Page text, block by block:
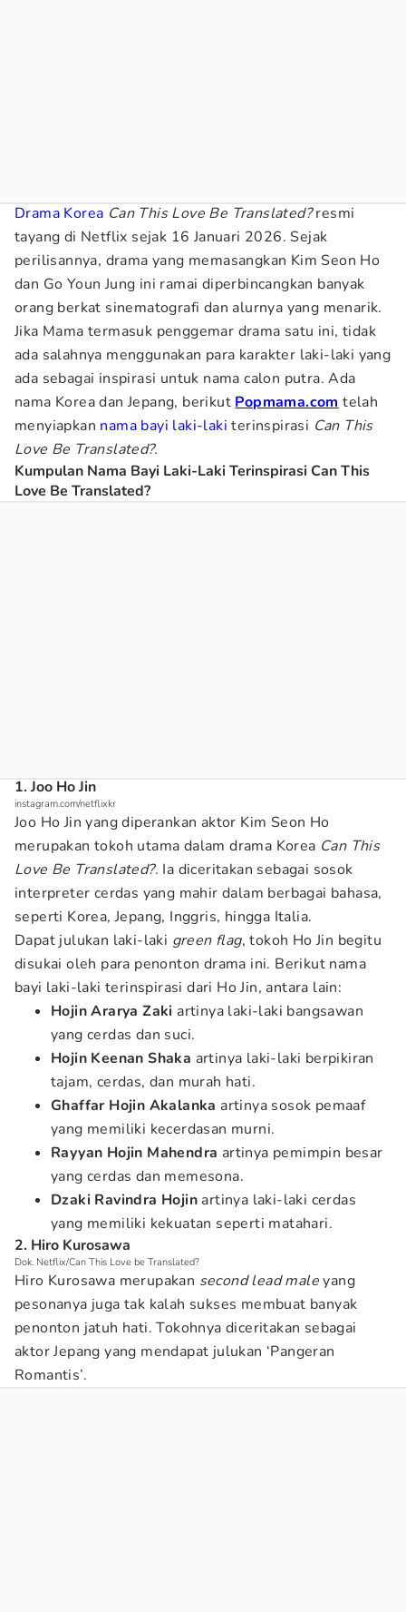
Drama Korea Can This Love Be Translated?resmi
tayang di Netflix sejak 16 Januari 2026. Sejak
perilisannya, drama yang memasangkan Kim Seon Ho
dan Go Youn Jung ini ramai diperbincangkan banyak
orang berkat sinematografi dan alurnya yang menarik.
Jika Mama termasuk penggemar drama satu ini, tidak
ada salahnya menggunakan para karakter laki-laki yang
ada sebagai inspirasi untuk nama calon putra. Ada
nama Korea dan Jepang, berikut Popmama.com telah
menyiapkan nama bayi laki-laki terinspirasi Can This
Love Be Translated?.
Kumpulan Nama Bayi Laki-Laki Terinspirasi Can This
Love Be Translated?
1. Joo Ho Jin
instagram.com/netflixkr
Joo Ho Jin yang diperankan aktor Kim Seon Ho
merupakan tokoh utama dalam drama Korea Can This
Love Be Translated?. Ia diceritakan sebagai sosok
interpreter cerdas yang mahir dalam berbagai bahasa,
seperti Korea, Jepang, Inggris, hingga Italia.
Dapat julukan laki-laki green flag, tokoh Ho Jin begitu
disukai oleh para penonton drama ini. Berikut nama
bayi laki-laki terinspirasi dari Ho Jin, antara lain:
Hojin Ararya Zaki artinya laki-laki bangsawan
yang cerdas dan suci.
Hojin Keenan Shaka artinya laki-laki berpikiran
tajam, cerdas, dan murah hati.
Ghaffar Hojin Akalanka artinya sosok pemaaf
yang memiliki kecerdasan murni.
Rayyan Hojin Mahendra artinya pemimpin besar
yang cerdas dan memesona.
Dzaki Ravindra Hojin artinya laki-laki cerdas
yang memiliki kekuatan seperti matahari.
2. Hiro Kurosawa
Dok. Netflix/Can This Love be Translated?
Hiro Kurosawa merupakan second lead maleyang
pesonanya juga tak kalah sukses membuat banyak
penonton jatuh hati. Tokohnya diceritakan sebagai
aktor Jepang yang mendapat julukan ‘Pangeran
Romantis’.